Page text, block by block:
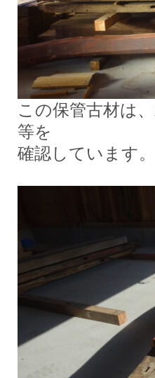
この保管古材は
等を
確認しています。